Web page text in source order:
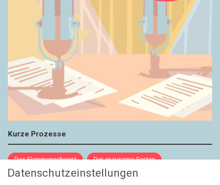
Kurze Prozesse
Das Flammenschwert Der grausame Garten
NIEMALS UND AUCH DANN NICHT
Datenschutzeinstellungen